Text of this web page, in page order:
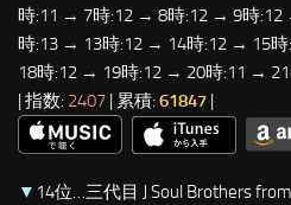
時:11 → 7時:12 → 8時:12 → 9時
時:13 → 13時:12 → 14時:12 → 15
18時:12 → 19時:12 → 20時:11 →
| 指数: 2407 | 累積: 61847
▼ 14位…三代目 J Soul Brothers from